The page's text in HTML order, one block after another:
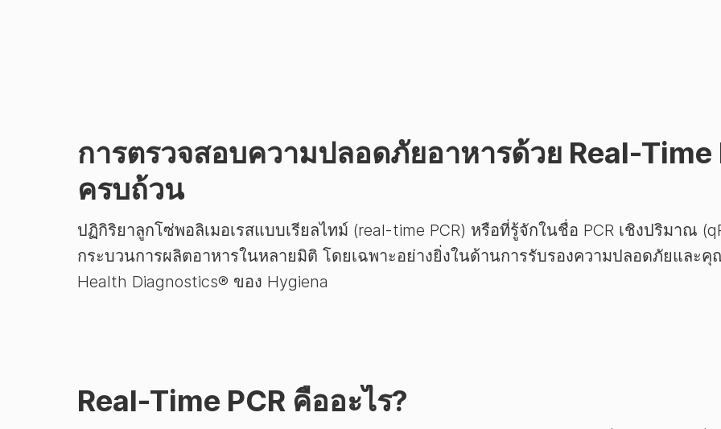
การตรวจสอบความปลอดภัยอาหารด้วย Real-
ครบถ้วน
ปฏิกิริยาลูกโซ่พอลิเมอเรสแบบเรียลไทม์ (real-time PCR) หรือที่รู้จักในชื่อ PCR เชิงปริมาณ
กระบวนการผลิตอาหารในหลายมิติ โดยเฉพาะอย่างยิ่งในด้านการรับรองความปลอดภัยและ
Health Diagnostics® ของ Hygiena
Real-Time PCR คืออะไร?